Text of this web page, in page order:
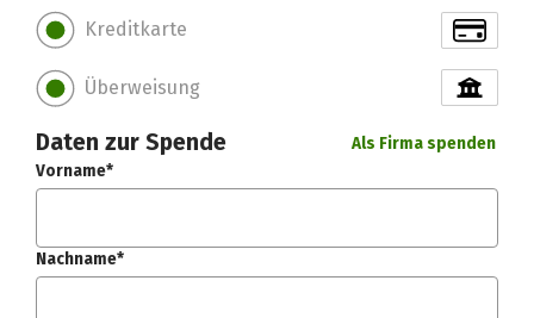
Kreditkarte
Überweisung
Daten zur Spende
Als Firma spenden
Vorname*
Nachname*